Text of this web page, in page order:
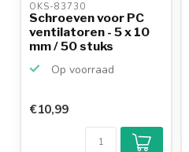
OKS-83730
Schroeven voor PC
ventilatoren - 5 x 10
mm / 50 stuks
Op voorraad
€10,99